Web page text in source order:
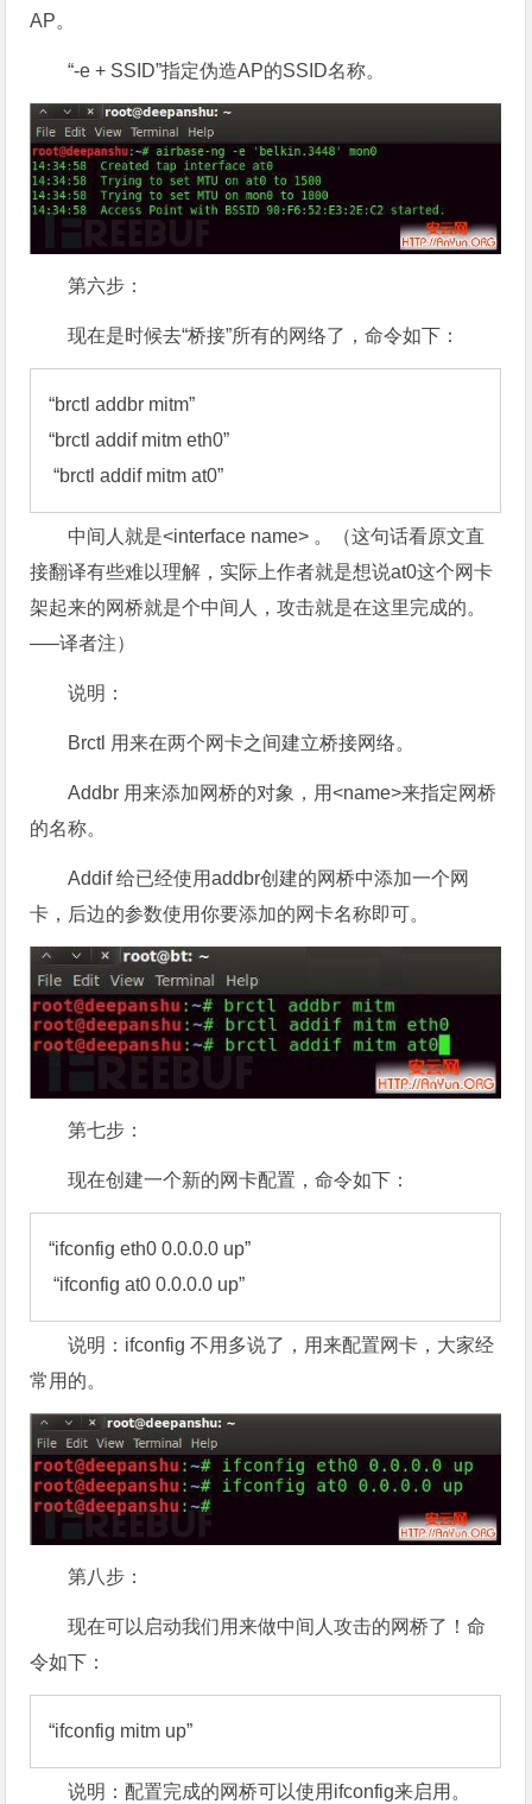
AP。
“-e + SSID”指定伪造AP的SSID名称。
第六步：
现在是时候去“桥接”所有的网络了，命令如下：
“brctl addbr mitm”
“brctl addif mitm eth0”
“brctl addif mitm at0”
中间人就是<interface name> 。（这句话看原文直
接翻译有些难以理解，实际上作者就是想说at0这个网卡
架起来的网桥就是个中间人，攻击就是在这里完成的。
—–译者注）
说明：
Brctl 用来在两个网卡之间建立桥接网络。
Addbr 用来添加网桥的对象，用<name>来指定网桥
的名称。
Addif 给已经使用addbr创建的网桥中添加一个网
卡，后边的参数使用你要添加的网卡名称即可。
第七步：
现在创建一个新的网卡配置，命令如下：
“ifconfig eth0 0.0.0.0 up”
“ifconfig at0 0.0.0.0 up”
说明：ifconfig 不用多说了，用来配置网卡，大家经
常用的。
第八步：
现在可以启动我们用来做中间人攻击的网桥了！命
令如下：
“ifconfig mitm up”
说明：配置完成的网桥可以使用ifconfig来启用。